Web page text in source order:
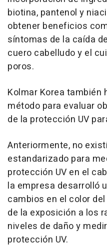
biotina, pantenol y
obtener beneficios
síntomas de la caída
cuero cabelludo y el
poros.
Kolmar Korea también
método para evaluar
de la protección UV
Anteriormente, no
estandarizado para
protección UV en el
la empresa desarrolló
cambios en el color
de la exposición a los
niveles de daño y
protección UV.